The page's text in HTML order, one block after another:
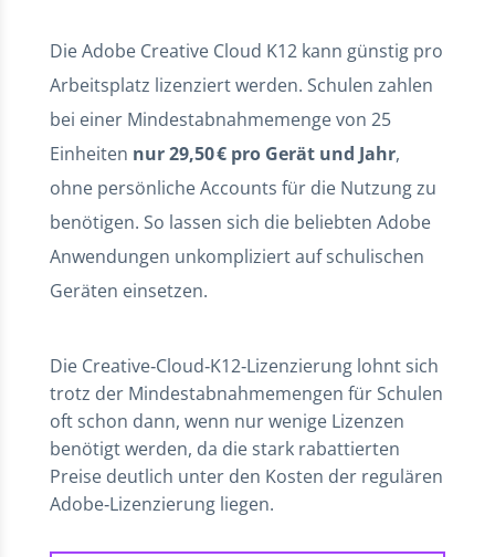
Die Adobe Creative Cloud K12 kann günstig pro
Arbeitsplatz lizenziert werden. Schulen zahlen
bei einer Mindestabnahmemenge von 25
Einheiten nur 29,50 € pro Gerät und Jahr,
ohne persönliche Accounts für die Nutzung zu
benötigen. So lassen sich die beliebten Adobe
Anwendungen unkompliziert auf schulischen
Geräten einsetzen.
Die Creative‑Cloud‑K12‑Lizenzierung lohnt sich
trotz der Mindestabnahmemengen für Schulen
oft schon dann, wenn nur wenige Lizenzen
benötigt werden, da die stark rabattierten
Preise deutlich unter den Kosten der regulären
Adobe‑Lizenzierung liegen.